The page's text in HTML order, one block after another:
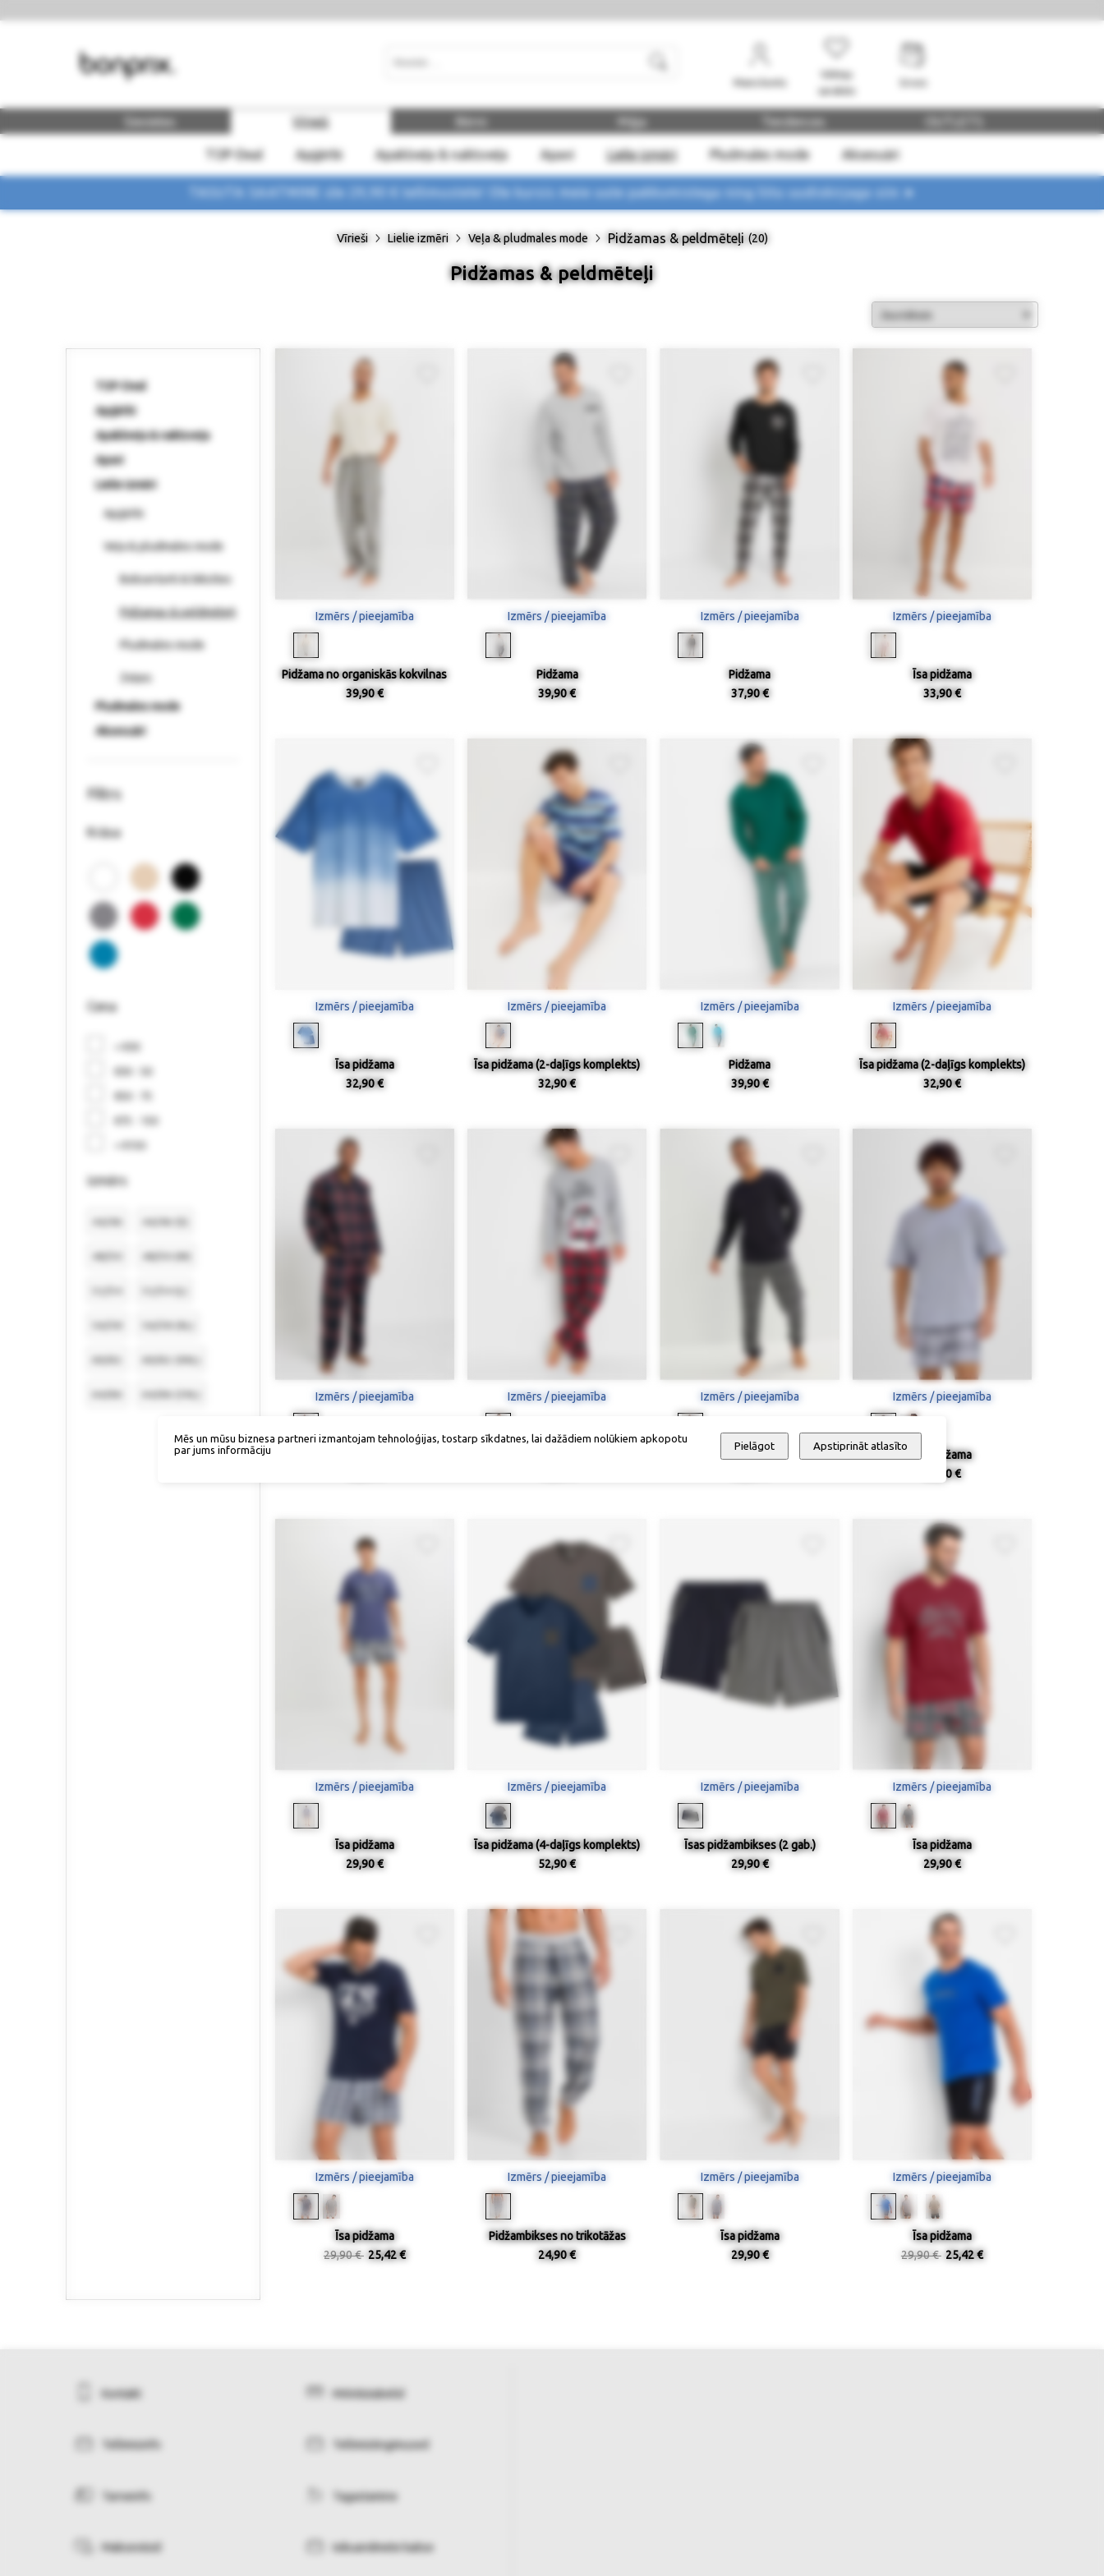
Mans konts
Vēlmju
saraksts
Sievietes Vīrieši
TOP-Deal Apģērbi Apakšveļa & naktsveļa Apavi Lielie izmēri Pludmales mode Aksesuāri
Māja Tendences
TASUTA SAATMINE üle 29,90 € tellimustele! Ole kursis meie uute pakkumistega ning liitu uudiskirjaga siin ➤
Vīrieši Lielie izmēri Veļa & pludmales mode Pidžamas & peldmēteļi (20)
Pidžamas & peldmēteļi
TOP-Deal
Apģērbi
Apakšveļa & naktsveļa
Apavi
Lielie izmēri
Apģērbi
Veļa & pludmales mode
Bokseršorti & biksītes
Pidžamas & peldmēteļi
Pludmales mode
Zeķes
Pludmales mode
Aksesuāri
Filtrs
Krāsa
Cena
< €30
€30 - 50
€50 - 75
€75 - 150
> €150
izmērs
Izmērs / pieejamība
Pidžama no organiskās kokvilnas
39,90 €
Izmērs / pieejamība
Pidžama
39,90 €
Izmērs / pieejamība
Pidžama
37,90 €
Izmērs / pieejamība
Īsa pidžama
33,90 €
Izmērs / pieejamība
Īsa pidžama
32,90 €
Izmērs / pieejamība
Īsa pidžama (2-daļīgs komplekts)
32,90 €
Izmērs / pieejamība
Pidžama
39,90 €
Izmērs / pieejamība
Īsa pidžama (2-daļīgs komplekts)
32,90 €
Izmērs / pieejamība Izmērs / pieejamība Izmērs / pieejamība
Pidžama
Izmērs / pieejamība
Īsā pidžama
29,90 €
Izmērs / pieejamība
Īsa pidžama
29,90 €
Izmērs / pieejamība
Īsa pidžama (4-daļīgs komplekts)
52,90 €
Izmērs / pieejamība
Īsas pidžambikses (2 gab.)
29,90 €
Izmērs / pieejamība
Īsa pidžama
29,90 €
Izmērs / pieejamība
Īsa pidžama
29,90 € 25,42 €
Izmērs / pieejamība
Pidžambikses no trikotāžas
24,90 €
Izmērs / pieejamība
Īsa pidžama
29,90 €
Izmērs / pieejamība
Īsa pidžama
29,90 € 25,42 €
Kontakt Mõõdutabelid
Tellimisinfo Tellimistingimused
Tarneinfo Tagastamine
Makseviisid Isikuandmete kaitse
Mēs un mūsu biznesa partneri izmantojam tehnoloģijas, tostarp sīkdatnes, lai dažādiem nolūkiem apkopotu
par jums informāciju
Pielāgot Apstiprināt atlasīto